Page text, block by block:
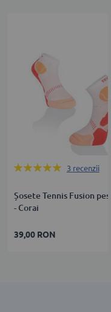
Rating:
3 recenzii
Șosete Tennis Fusion
- Corai
39,00 RON